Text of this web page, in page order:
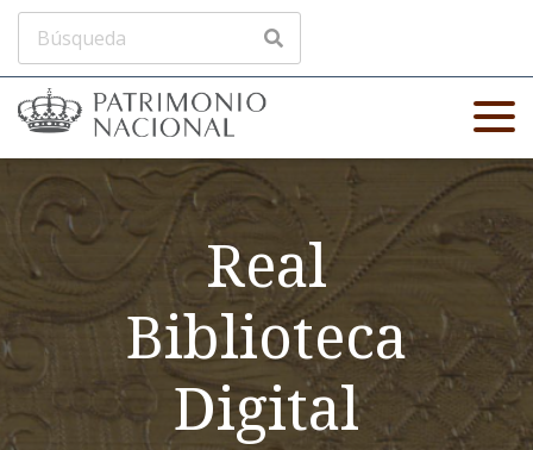
Real
Biblioteca
Digital